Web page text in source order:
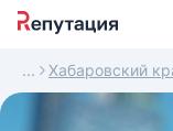
Хабаровский